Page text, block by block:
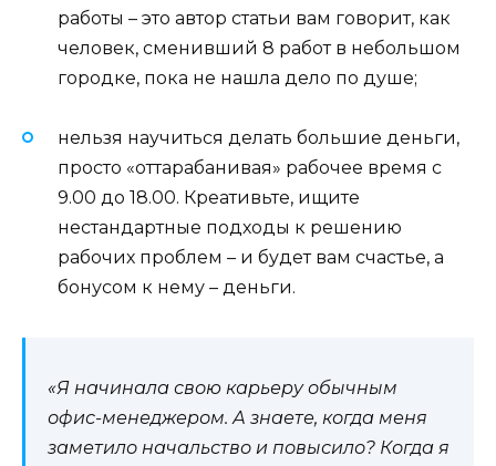
работы – это автор статьи вам говорит, как
человек, сменивший 8 работ в небольшом
городке, пока не нашла дело по душе;
нельзя научиться делать большие деньги,
просто «оттарабанивая» рабочее время с
9.00 до 18.00. Креативьте, ищите
нестандартные подходы к решению
рабочих проблем – и будет вам счастье, а
бонусом к нему – деньги.
«Я начинала свою карьеру обычным
офис-менеджером. А знаете, когда меня
заметило начальство и повысило? Когда я